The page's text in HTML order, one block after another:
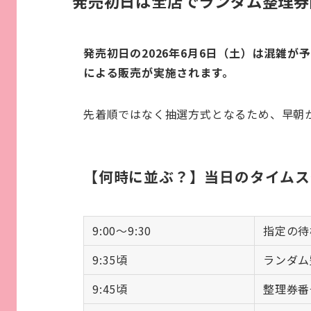
発売初日の2026年6月6日（土）は混雑が
による販売が実施されます。
先着順ではなく抽選方式となるため、早
【何時に並ぶ？】当日のタイム
9:00～9:30
指定の
9:35頃
ランダ
9:45頃
整理券